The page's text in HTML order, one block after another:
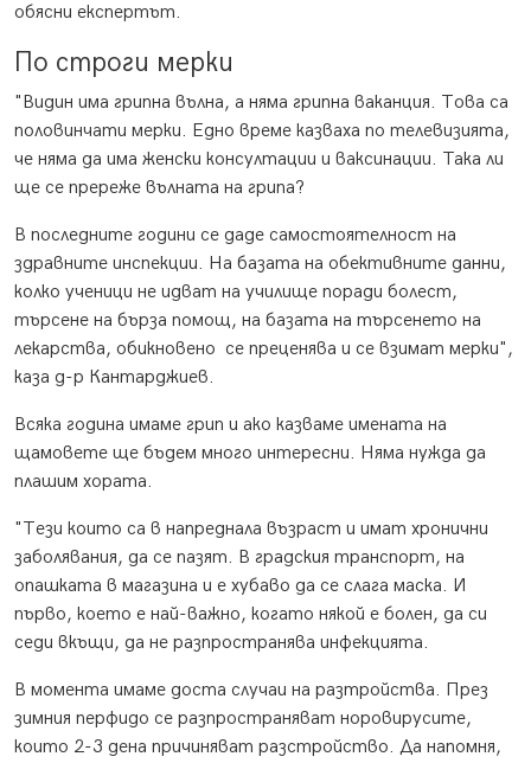
обясни експертът.
По строги мерки
"Видин има грипна вълна, а няма грипна ваканция. Това са
половинчати мерки. Едно време казваха по телевизията,
че няма да има женски консултации и ваксинации. Така ли
ще се пререже вълната на грипа?
В последните години се даде самостоятелност на
здравните инспекции. На базата на обективните данни,
колко ученици не идват на училище поради болест,
търсене на бърза помощ, на базата на търсенето на
лекарства, обикновено се преценява и се взимат мерки",
каза д-р Кантарджиев.
Всяка година имаме грип и ако казваме имената на
щамовете ще бъдем много интересни. Няма нужда да
плашим хората.
"Тези които са в напреднала възраст и имат хронични
заболявания, да се пазят. В градския транспорт, на
опашката в магазина и е хубаво да се слага маска. И
първо, което е най-важно, когато някой е болен, да си
седи вкъщи, да не разпространява инфекцията.
В момента имаме доста случаи на разтройства. През
зимния перфидо се разпространяват норовирусите,
които 2-3 дена причиняват разстройство. Да напомня,